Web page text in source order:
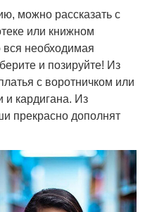
можно рассказать с
или книжном
вся необходимая
и позируйте! Из
с воротничком или
и кардигана. Из
прекрасно дополнят